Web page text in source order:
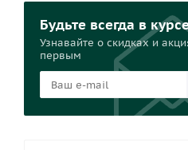
Будьте всегда в
Узнавайте о скидках и
первым